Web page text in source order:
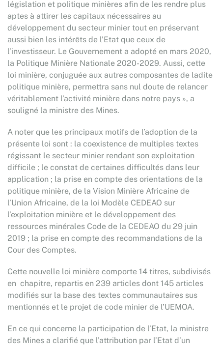
législation et politique minières afin de les rendre plus
aptes à attirer les capitaux nécessaires au
développement du secteur minier tout en préservant
aussi bien les intérêts de l’Etat que ceux de
l’investisseur. Le Gouvernement a adopté en mars 2020,
la Politique Minière Nationale 2020-2029. Aussi, cette
loi minière, conjuguée aux autres composantes de ladite
politique minière, permettra sans nul doute de relancer
véritablement l’activité minière dans notre pays », a
souligné la ministre des Mines.
A noter que les principaux motifs de l’adoption de la
présente loi sont : la coexistence de multiples textes
régissant le secteur minier rendant son exploitation
difficile ; le constat de certaines difficultés dans leur
application ; la prise en compte des orientations de la
politique minière, de la Vision Minière Africaine de
l’Union Africaine, de la loi Modèle CEDEAO sur
l’exploitation minière et le développement des
ressources minérales Code de la CEDEAO du 29 juin
2019 ; la prise en compte des recommandations de la
Cour des Comptes.
Cette nouvelle loi minière comporte 14 titres, subdivisés
en chapitre, repartis en 239 articles dont 145 articles
modifiés sur la base des textes communautaires sus
mentionnés et le projet de code minier de l’UEMOA.
En ce qui concerne la participation de l’Etat, la ministre
des Mines a clarifié que l’attribution par l’Etat d’un